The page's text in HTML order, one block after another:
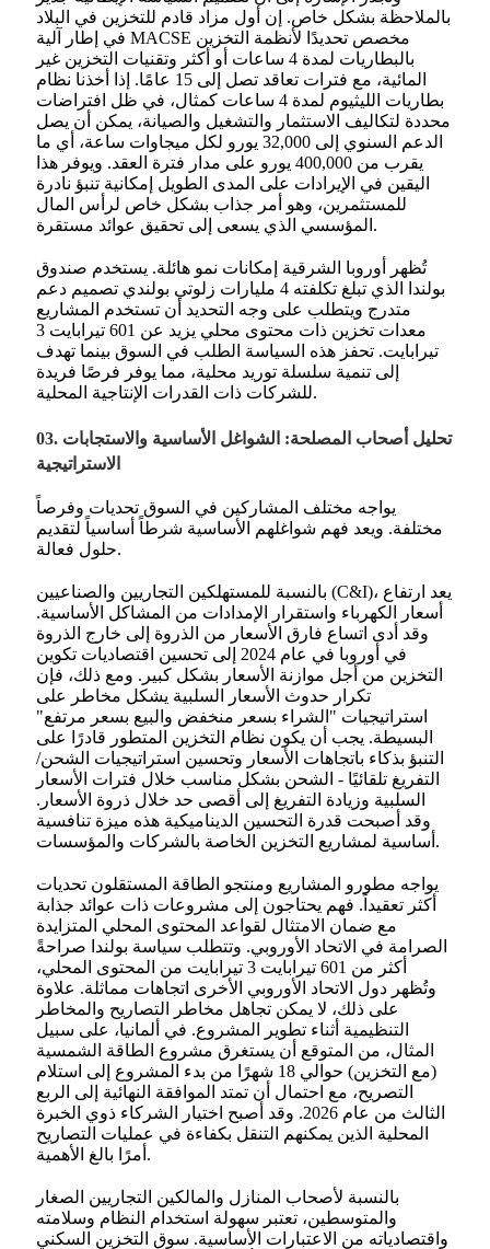
بالملاحظة بشكل خاص. إن أول مزاد قادم للتخزين في البلاد
في إطار آلية MACSE مخصص تحديدًا لأنظمة التخزين
بالبطاريات لمدة 4 ساعات أو أكثر وتقنيات التخزين غير
المائية، مع فترات تعاقد تصل إلى 15 عامًا. إذا أخذنا نظام
بطاريات الليثيوم لمدة 4 ساعات كمثال، في ظل افتراضات
محددة لتكاليف الاستثمار والتشغيل والصيانة، يمكن أن يصل
الدعم السنوي إلى 32,000 يورو لكل ميجاوات ساعة، أي ما
يقرب من 400,000 يورو على مدار فترة العقد. ويوفر هذا
اليقين في الإيرادات على المدى الطويل إمكانية تنبؤ نادرة
للمستثمرين، وهو أمر جذاب بشكل خاص لرأس المال
المؤسسي الذي يسعى إلى تحقيق عوائد مستقرة.
تُظهر أوروبا الشرقية إمكانات نمو هائلة. يستخدم صندوق
بولندا الذي تبلغ تكلفته 4 مليارات زلوتي بولندي تصميم دعم
متدرج ويتطلب على وجه التحديد أن تستخدم المشاريع
معدات تخزين ذات محتوى محلي يزيد عن 601 تيرابايت 3
تيرابايت. تحفز هذه السياسة الطلب في السوق بينما تهدف
إلى تنمية سلسلة توريد محلية، مما يوفر فرصًا فريدة
للشركات ذات القدرات الإنتاجية المحلية.
03. تحليل أصحاب المصلحة: الشواغل الأساسية والاستجابات
الاستراتيجية
يواجه مختلف المشاركين في السوق تحديات وفرصاً
مختلفة. ويعد فهم شواغلهم الأساسية شرطاً أساسياً لتقديم
حلول فعالة.
بالنسبة للمستهلكين التجاريين والصناعيين (C&I)، يعد ارتفاع
أسعار الكهرباء واستقرار الإمدادات من المشاكل الأساسية.
وقد أدى اتساع فارق الأسعار من الذروة إلى خارج الذروة
في أوروبا في عام 2024 إلى تحسين اقتصاديات تكوين
التخزين من أجل موازنة الأسعار بشكل كبير. ومع ذلك، فإن
تكرار حدوث الأسعار السلبية يشكل مخاطر على
استراتيجيات "الشراء بسعر منخفض والبيع بسعر مرتفع"
البسيطة. يجب أن يكون نظام التخزين المتطور قادرًا على
التنبؤ بذكاء باتجاهات الأسعار وتحسين استراتيجيات الشحن/
التفريغ تلقائيًا - الشحن بشكل مناسب خلال فترات الأسعار
السلبية وزيادة التفريغ إلى أقصى حد خلال ذروة الأسعار.
وقد أصبحت قدرة التحسين الديناميكية هذه ميزة تنافسية
أساسية لمشاريع التخزين الخاصة بالشركات والمؤسسات.
يواجه مطورو المشاريع ومنتجو الطاقة المستقلون تحديات
أكثر تعقيداً. فهم يحتاجون إلى مشروعات ذات عوائد جذابة
مع ضمان الامتثال لقواعد المحتوى المحلي المتزايدة
الصرامة في الاتحاد الأوروبي. وتتطلب سياسة بولندا صراحةً
أكثر من 601 تيرابايت 3 تيرابايت من المحتوى المحلي،
وتُظهر دول الاتحاد الأوروبي الأخرى اتجاهات مماثلة. علاوة
على ذلك، لا يمكن تجاهل مخاطر التصاريح والمخاطر
التنظيمية أثناء تطوير المشروع. في ألمانيا، على سبيل
المثال، من المتوقع أن يستغرق مشروع الطاقة الشمسية
(مع التخزين) حوالي 18 شهرًا من بدء المشروع إلى استلام
التصريح، مع احتمال أن تمتد الموافقة النهائية إلى الربع
الثالث من عام 2026. وقد أصبح اختيار الشركاء ذوي الخبرة
المحلية الذين يمكنهم التنقل بكفاءة في عمليات التصاريح
أمرًا بالغ الأهمية.
بالنسبة لأصحاب المنازل والمالكين التجاريين الصغار
والمتوسطين، تعتبر سهولة استخدام النظام وسلامته
واقتصادياته من الاعتبارات الأساسية. سوق التخزين السكني